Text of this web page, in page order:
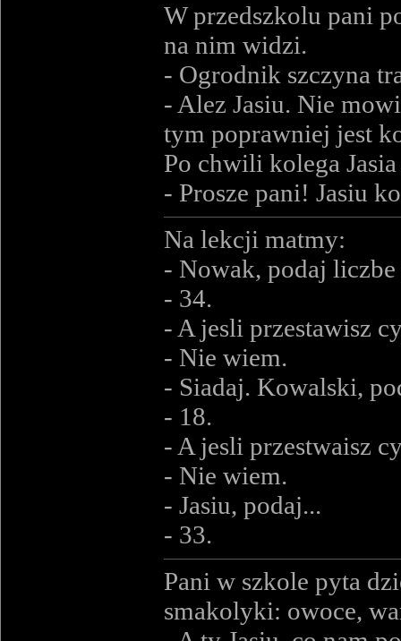
W przedszkolu pani
na nim widzi.
- Ogrodnik szczyna
- Alez Jasiu. Nie
tym poprawniej jest
Po chwili kolega
- Prosze pani! Jasiu
Na lekcji matmy:
- Nowak, podaj
- 34.
- A jesli przestawisz
- Nie wiem.
- Siadaj. Kowalski,
- 18.
- A jesli przestwaisz
- Nie wiem.
- Jasiu, podaj...
- 33.
Pani w szkole pyta
smakolyki: owoce,